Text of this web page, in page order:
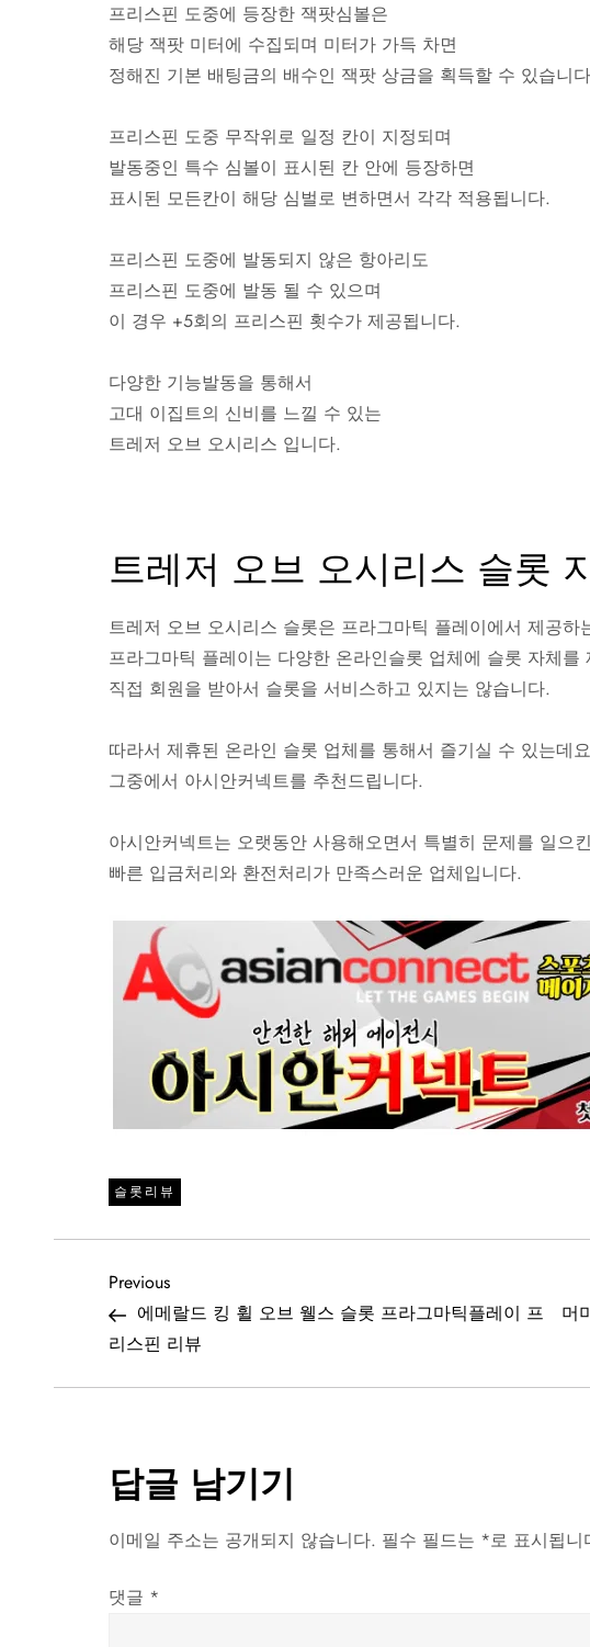
프리스핀 도중에 등장한 잭팟심볼은
해당 잭팟 미터에 수집되며 미터가 가득 차면
정해진 기본 배팅금의 배수인 잭팟 상금을 획득할 수 있습니
프리스핀 도중 무작위로 일정 칸이 지정되며
발동중인 특수 심볼이 표시된 칸 안에 등장하면
표시된 모든칸이 해당 심벌로 변하면서 각각 적용됩니다.
프리스핀 도중에 발동되지 않은 항아리도
프리스핀 도중에 발동 될 수 있으며
이 경우 +5회의 프리스핀 횟수가 제공됩니다.
다양한 기능발동을 통해서
고대 이집트의 신비를 느낄 수 있는
트레저 오브 오시리스 입니다.
트레저 오브 오시리스 슬롯
트레저 오브 오시리스 슬롯은 프라그마틱 플레이에서 제공하
프라그마틱 플레이는 다양한 온라인슬롯 업체에 슬롯 자체를
직접 회원을 받아서 슬롯을 서비스하고 있지는 않습니다.
따라서 제휴된 온라인 슬롯 업체를 통해서 즐기실 수 있는데요
그중에서 아시안커넥트를 추천드립니다.
아시안커넥트는 오랫동안 사용해오면서 특별히 문제를 일으
빠른 입금처리와 환전처리가 만족스러운 업체입니다.
슬롯리뷰
글
탐
색
Previous
Post
Previous
에메랄드 킹 휠 오브 웰스 슬롯 프라그마틱플레이 프
리스핀 리뷰
머
답글 남기기
이메일 주소는 공개되지 않습니다. 필수 필드는 *로 표시됩니
댓글 *